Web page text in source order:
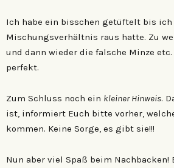
Ich habe ein bisschen getüftelt bis
Mischungsverhältnis raus hatte. Zu
und dann wieder die falsche Minze
perfekt.
Zum Schluss noch ein kleiner Hinweis.
ist, informiert Euch bitte vorher,
kommen. Keine Sorge, es gibt sie!!!
Nun aber viel Spaß beim Nachbacken!